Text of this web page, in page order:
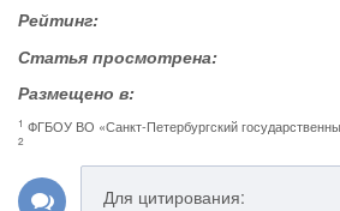
Рейтинг:
Статья просмотрена:
Размещено в:
1 ФГБОУ ВО «Санкт-Петербургский
2
Для цитирования: